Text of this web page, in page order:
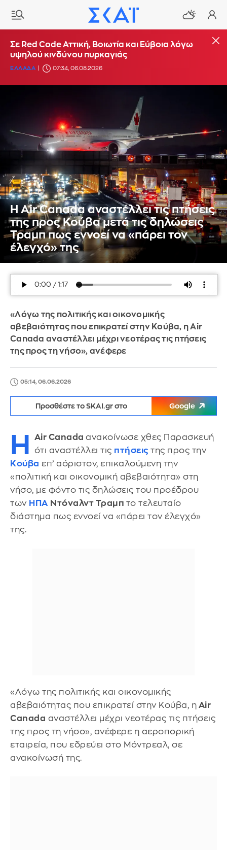
Σε Red Code Αττική, Βοιωτία και Εύβοια λόγω
υψηλού κινδύνου πυρκαγιάς
ΕΛΛΑΔΑ 07:34, 06.08.2026
Η Air Canada αναστέλλει τις πτήσεις
της προς Κούβα μετά τις δηλώσεις
Τραμπ πως εννοεί να «πάρει τον
έλεγχό» της
«Λόγω της πολιτικής και οικονομικής
αβεβαιότητας που επικρατεί στην Κούβα, η Air
Canada αναστέλλει μέχρι νεοτέρας τις πτήσεις
της προς τη νήσο», ανέφερε
05:14, 06.06.2026
Προσθέστε το SKAI.gr στο Google
Η Air Canada ανακοίνωσε χθες Παρασκευή
ότι αναστέλλει τις πτήσεις της προς την
Κούβα επ’ αόριστον, επικαλούμενη την
«πολιτική και οικονομική αβεβαιότητα» στη
νήσο, με φόντο τις δηλώσεις του προέδρου
των ΗΠΑ Ντόναλντ Τραμπ το τελευταίο
διάστημα πως εννοεί να «πάρει τον έλεγχό»
της.
«Λόγω της πολιτικής και οικονομικής
αβεβαιότητας που επικρατεί στην Κούβα, η Air
Canada αναστέλλει μέχρι νεοτέρας τις πτήσεις
της προς τη νήσο», ανέφερε η αεροπορική
εταιρεία, που εδρεύει στο Μόντρεαλ, σε
ανακοίνωσή της.